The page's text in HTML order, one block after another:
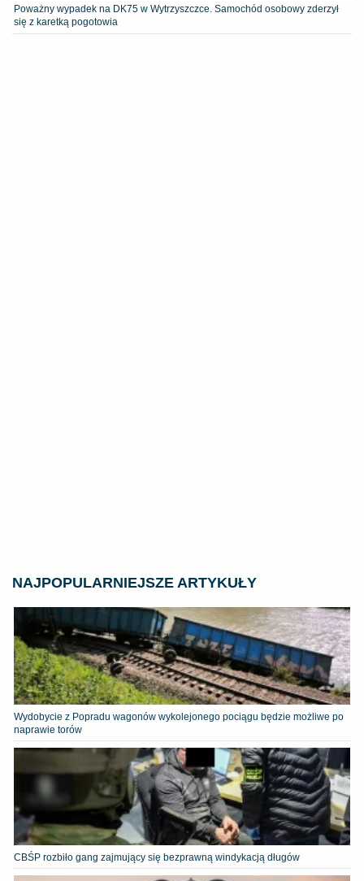
Poważny wypadek na DK75 w Wytrzyszczce. Samochód osobowy zderzył
się z karetką pogotowia
NAJPOPULARNIEJSZE ARTYKUŁY
Wydobycie z Popradu wagonów wykolejonego pociągu będzie możliwe po
naprawie torów
CBŚP rozbiło gang zajmujący się bezprawną windykacją długów